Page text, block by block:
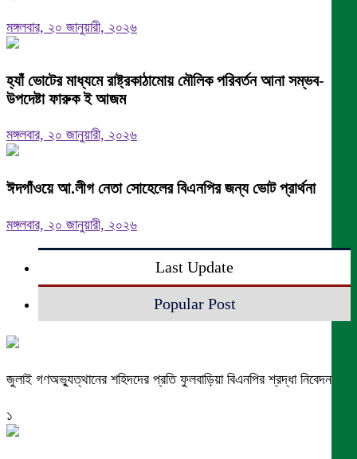
মঙ্গলবার, ২০ জানুয়ারী, ২০২৬
হ্যাঁ ভোটের মাধ্যমে রাষ্ট্রকাঠামোয় মৌলিক পরিবর্তন আনা সম্ভব-
উপদেষ্টা ফারুক ই আজম
মঙ্গলবার, ২০ জানুয়ারী, ২০২৬
ঈদগাঁওয়ে আ.লীগ নেতা সোহেলের বিএনপির জন্য ভোট প্রার্থনা
মঙ্গলবার, ২০ জানুয়ারী, ২০২৬
Last Update
Popular Post
জুলাই গণঅভ্যুত্থানের শহিদদের প্রতি ফুলবাড়িয়া বিএনপির শ্রদ্ধা নিবেদন
১